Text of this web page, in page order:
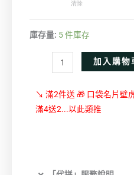
清除
庫存量: 5 件庫存
加入購物
↘ 滿2件送 🎁 口袋名片壁
滿4送2...以此類推